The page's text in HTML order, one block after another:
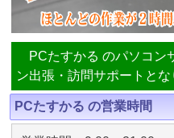
PCたすかる のパソコン
ン出張・訪問サポートとな
PCたすかる の営業時間